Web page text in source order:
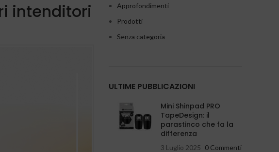
intenditori
Approfondimenti
Prodotti
Senza categoria
ULTIME PUBBLICAZIONI
Mini Shinpad PRO
TapeDesign: il
parastinco che fa la
differenza
3 Luglio 2025 0 Commenti